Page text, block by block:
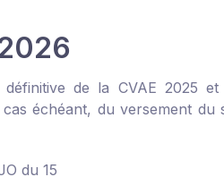
de la CVAE 2025
échéant, du versement
du 15